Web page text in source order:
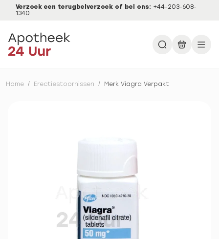
Verzoek een terugbelverzoek of bel ons: +44-203-608-
1340
Home / Erectiestoornissen / Merk Viagra Verpakt